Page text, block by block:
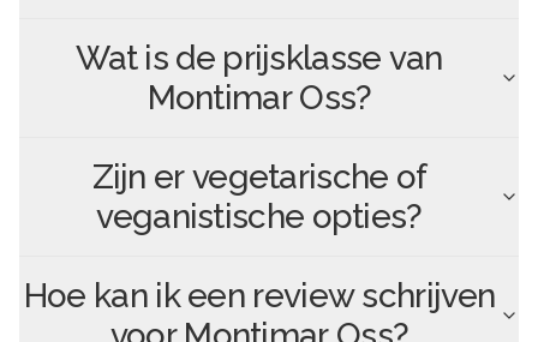
Wat is de prijsklasse van
Montimar Oss?
Zijn er vegetarische of
veganistische opties?
Hoe kan ik een review schrijven